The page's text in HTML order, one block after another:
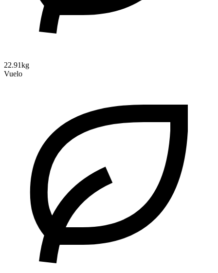
22.91kg
Vuelo